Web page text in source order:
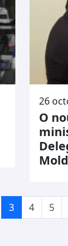
26
O
3 4 5